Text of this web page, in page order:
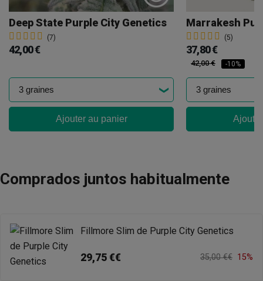
Deep State Purple City Genetics
(7)
42,00 €
Ajouter au panier
Marrakesh
(5)
37,80 €
42,00 € -10%
Comprados juntos habitualmente
Fillmore Slim de Purple City Genetics
29,75 €€ 35,00 €€ 15%